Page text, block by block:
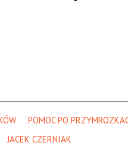
POMOC PO
JACEK CZERNIAK